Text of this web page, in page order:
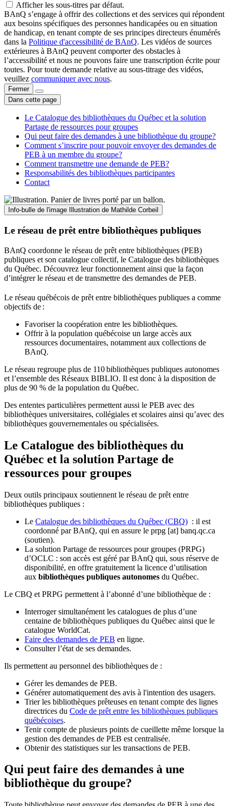
Afficher les sous-titres par défaut.
BAnQ s’engage à offrir des collections et des services qui répondent
aux besoins spécifiques des personnes handicapées ou en situation
de handicap, en tenant compte de ses principes directeurs énumérés
dans la Politique d'accessibilité de BAnQ. Les vidéos de sources
extérieures à BAnQ peuvent comporter des obstacles à
l’accessibilité et nous ne pouvons faire une transcription écrite pour
toutes. Pour toute demande relative au sous-titrage des vidéos,
veuillez communiquer avec nous.
Fermer
Dans cette page
Le Catalogue des bibliothèques du Québec et la solution
Partage de ressources pour groupes
Qui peut faire des demandes à une bibliothèque du groupe?
Comment s’inscrire pour pouvoir envoyer des demandes de
PEB à un membre du groupe?
Comment transmettre une demande de PEB?
Responsabilités des bibliothèques participantes
Contact
Info-bulle de l'image Illustration de Mathilde Corbeil
Le réseau de prêt entre bibliothèques publiques
BAnQ coordonne le réseau de prêt entre bibliothèques (PEB)
publiques et son catalogue collectif, le Catalogue des bibliothèques
du Québec. Découvrez leur fonctionnement ainsi que la façon
d’intégrer le réseau et de transmettre des demandes de PEB.
Le réseau québécois de prêt entre bibliothèques publiques a comme
objectifs de :
Favoriser la coopération entre les bibliothèques.
Offrir à la population québécoise un large accès aux
ressources documentaires, notamment aux collections de
BAnQ.
Le réseau regroupe plus de 110bibliothèques publiques autonomes
et l’ensemble des Réseaux BIBLIO. Il est donc à la disposition de
plus de 90 % de la population du Québec.
Des ententes particulières permettent aussi le PEB avec des
bibliothèques universitaires, collégiales et scolaires ainsi qu’avec des
bibliothèques gouvernementales ou spécialisées.
Le Catalogue des bibliothèques du
Québec et la solution Partage de
ressources pour groupes
Deux outils principaux soutiennent le réseau de prêt entre
bibliothèques publiques :
Le Catalogue des bibliothèques du Québec (CBQ) : il est
coordonné par BAnQ, qui en assure le prpg [at] banq.qc.ca
(soutien).
La solution Partage de ressources pour groupes (PRPG)
d’OCLC : son accès est géré par BAnQ qui, sous réserve de
disponibilité, en offre gratuitement la licence d’utilisation
aux bibliothèques publiques autonomes du Québec.
Le CBQ et PRPG permettent à l’abonné d’une bibliothèque de :
Interroger simultanément les catalogues de plus d’une
centaine de bibliothèques publiques du Québec ainsi que le
catalogue WorldCat.
Faire des demandes de PEB en ligne.
Consulter l’état de ses demandes.
Ils permettent au personnel des bibliothèques de :
Gérer les demandes de PEB.
Générer automatiquement des avis à l'intention des usagers.
Trier les bibliothèques prêteuses en tenant compte des lignes
directrices du Code de prêt entre les bibliothèques publiques
québécoises.
Tenir compte de plusieurs points de cueillette même lorsque la
gestion des demandes de PEB est centralisée.
Obtenir des statistiques sur les transactions de PEB.
Qui peut faire des demandes à une
bibliothèque du groupe?